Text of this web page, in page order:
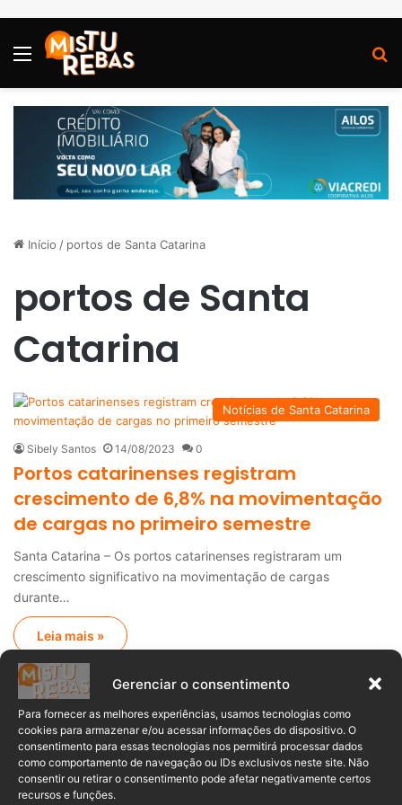
Gerenciar o consentimento
Para fornecer as melhores experiências, usamos tecnologias como
cookies para armazenar e/ou acessar informações do dispositivo. O
consentimento para essas tecnologias nos permitirá processar dados
como comportamento de navegação ou IDs exclusivos neste site. Não
consentir ou retirar o consentimento pode afetar negativamente certos
recursos e funções.
Menu
Início / portos de Santa Catarina
portos de Santa
Catarina
Notícias de Santa Catarina
Sibely Santos 14/08/2023 0
Portos catarinenses registram
crescimento de 6,8% na movimentação
de cargas no primeiro semestre
Santa Catarina – Os portos catarinenses registraram um
crescimento significativo na movimentação de cargas
durante…
Leia mais »
Anuncia – Lateral
Populares